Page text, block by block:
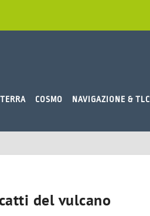
COSMO NAVIGAZIONE & TLC
del vulcano